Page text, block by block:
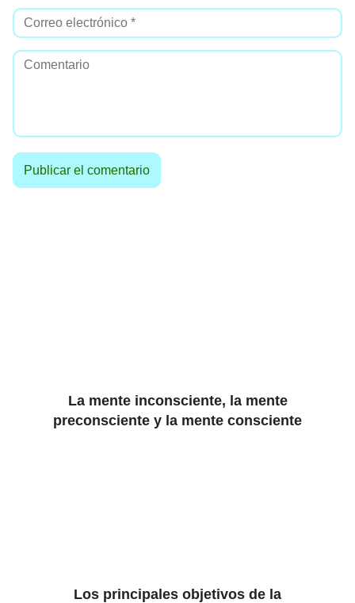
La mente inconsciente, la mente
preconsciente y la mente consciente
Los principales objetivos de la